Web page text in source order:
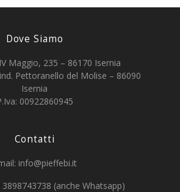
Dove Siamo
Maggio, 235 – 86170 Isernia
Pettoranello del Molise – 86090
Isernia
00922860945
Contatti
info@pieffebi.it
(anche Whatsapp)